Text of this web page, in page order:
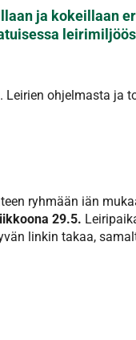
ja kokeillaan
ohjelmasta ja
ryhmään iän
29.5.
linkin takaa,